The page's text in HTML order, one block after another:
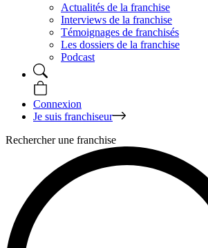
Actualités de la franchise
Interviews de la franchise
Témoignages de franchisés
Les dossiers de la franchise
Podcast
Connexion
Je suis franchiseur
Rechercher une franchise